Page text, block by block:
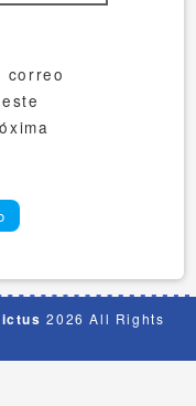
correo
2026 All Rights